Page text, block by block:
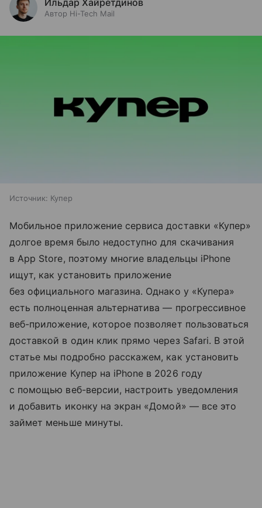
Автор Hi-Tech Mail
Источник: Купер
Мобильное приложение сервиса доставки «Купер»
долгое время было недоступно для скачивания
в App Store, поэтому многие владельцы iPhone
ищут, как установить приложение
без официального магазина. Однако у «Купера»
есть полноценная альтернатива — прогрессивное
веб-приложение, которое позволяет пользоваться
доставкой в один клик прямо через Safari. В этой
статье мы подробно расскажем, как установить
приложение Купер на iPhone в 2026 году
с помощью веб-версии, настроить уведомления
и добавить иконку на экран «Домой» — все это
займет меньше минуты.